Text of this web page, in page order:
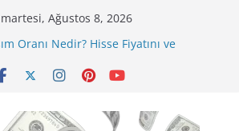
Ağustos 8, 2026
Oranı Nedir? Hisse Fiyatını ve
Nasıl Okunur? Yatırımcı İçin Kritik
Değişiklikleri BIST Hisselerini Nasıl